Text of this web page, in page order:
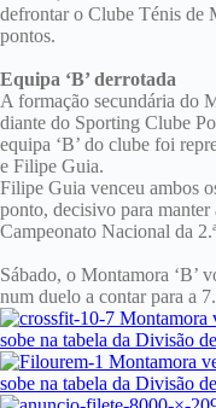
defrontar o Clube Ténis de
pontos.
Equipa ‘B’ derrotada
A formação secundária do
diante do Sporting Clube
equipa ‘B’ do clube foi
e Filipe Guia.
Filipe Guia venceu ambos
ponto, decisivo para
Campeonato Nacional da
Sábado, o Montamora ‘B’
num duelo a contar para a